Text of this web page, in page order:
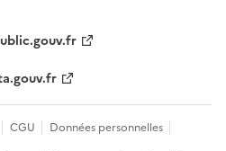
CGU
Données personnelles